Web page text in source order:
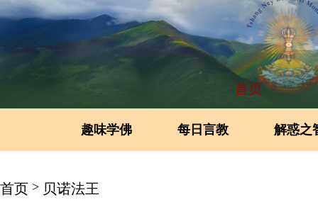
首页
趣味学佛 每日言教 解惑之
首页 > 贝诺法王